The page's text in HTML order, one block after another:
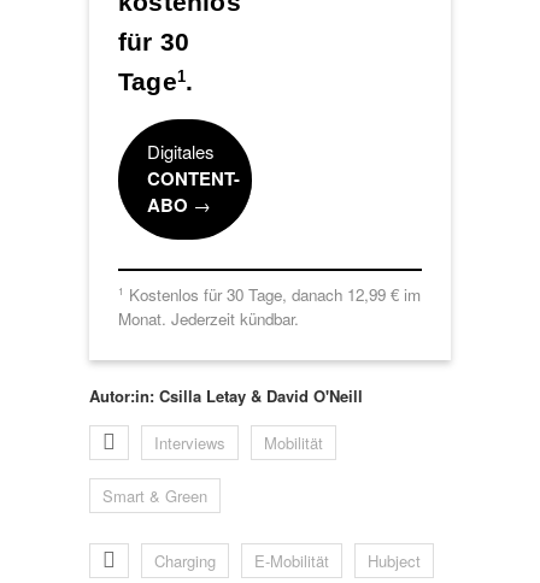
für 30
Tage1.
Digitales
CONTENT-
ABO →
1 Kostenlos für 30 Tage, danach 12,99 € im
Monat. Jederzeit kündbar.
Autor:in: Csilla Letay & David O'Neill
Interviews Mobilität
Smart & Green
Charging E-Mobilität Hubject